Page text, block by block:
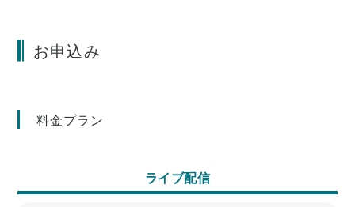
お申込み
料金プラン
ライブ配信